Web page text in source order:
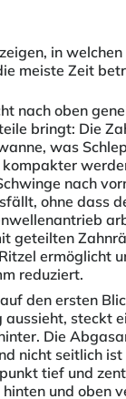
in
meiste Zeit
nach oben
bringt: Die
was
nach
ohne dass
geteilten
ermöglicht
reduziert.
den ersten
aussieht, steckt
Die
nicht seitlich
tief und
hinten und oben